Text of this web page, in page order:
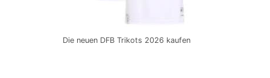
Die neuen DFB Trikots 2026 kaufen